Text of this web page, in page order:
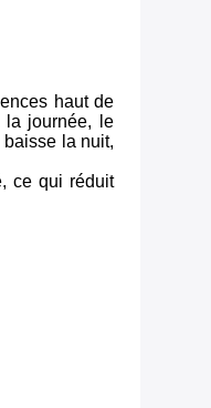
haut de
la journée, le
la nuit,
ce qui réduit